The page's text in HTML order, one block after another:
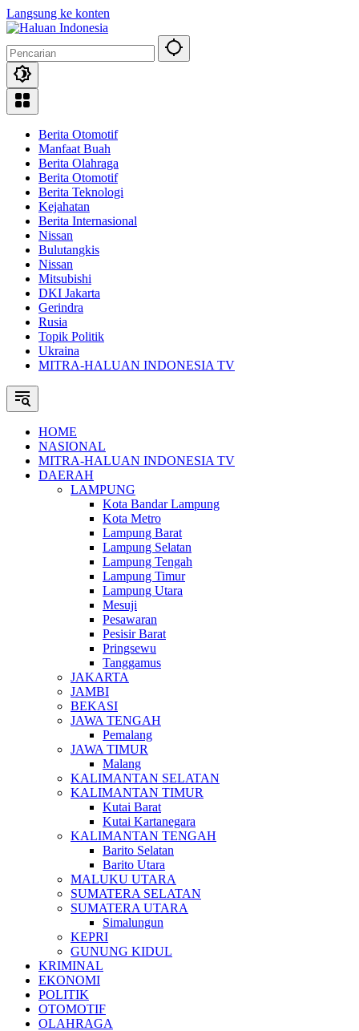
Langsung ke konten
Berita Otomotif
Manfaat Buah
Berita Olahraga
Berita Otomotif
Berita Teknologi
Kejahatan
Berita Internasional
Nissan
Bulutangkis
Nissan
Mitsubishi
DKI Jakarta
Gerindra
Rusia
Topik Politik
Ukraina
MITRA-HALUAN INDONESIA TV
HOME
NASIONAL
MITRA-HALUAN INDONESIA TV
DAERAH
LAMPUNG
Kota Bandar Lampung
Kota Metro
Lampung Barat
Lampung Selatan
Lampung Tengah
Lampung Timur
Lampung Utara
Mesuji
Pesawaran
Pesisir Barat
Pringsewu
Tanggamus
JAKARTA
JAMBI
BEKASI
JAWA TENGAH
Pemalang
JAWA TIMUR
Malang
KALIMANTAN SELATAN
KALIMANTAN TIMUR
Kutai Barat
Kutai Kartanegara
KALIMANTAN TENGAH
Barito Selatan
Barito Utara
MALUKU UTARA
SUMATERA SELATAN
SUMATERA UTARA
Simalungun
KEPRI
GUNUNG KIDUL
KRIMINAL
EKONOMI
POLITIK
OTOMOTIF
OLAHRAGA